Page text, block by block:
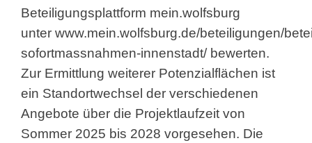
Beteiligungsplattform mein.wolfsburg
unter www.mein.wolfsburg.de/beteiligungen/
sofortmassnahmen-innenstadt/bewerten.
Zur Ermittlung weiterer Potenzialflächen ist
ein Standortwechsel der verschiedenen
Angebote über die Projektlaufzeit von
Sommer 2025 bis 2028 vorgesehen. Die